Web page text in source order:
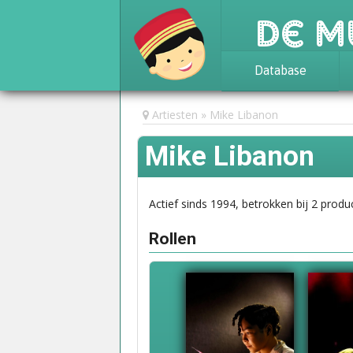
De
Database
Achtergrond
Awards
Statistieken
Artiesten Mike Libanon
Mike Libanon
Actief sinds 1994, betrokken bij 2
Rollen